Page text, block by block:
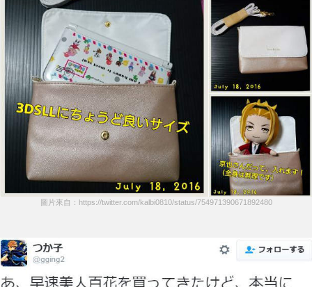
圖片來自：https://twitter.com/kalbi0810/status/754971390671892480